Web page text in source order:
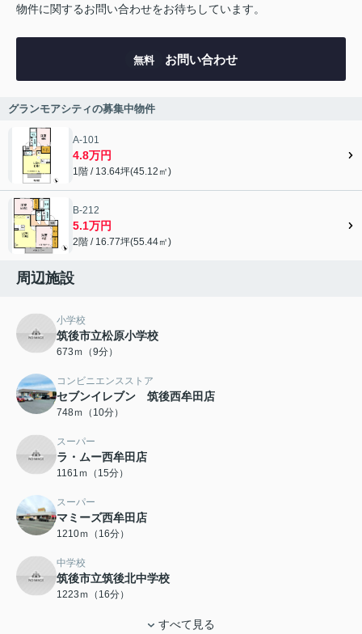
物件に関するお問い合わせをお待ちしています。
無料 お問い合わせ
グランモアシティの募集中物件
A-101
4.8万円
1階 / 13.64坪(45.12㎡)
B-212
5.1万円
2階 / 16.77坪(55.44㎡)
周辺施設
小学校
筑後市立松原小学校
673ｍ（9分）
コンビニエンスストア
セブンイレブン 筑後西牟田店
748ｍ（10分）
スーパー
ラ・ムー西牟田店
1161ｍ（15分）
スーパー
マミーズ西牟田店
1210ｍ（16分）
中学校
筑後市立筑後北中学校
1223ｍ（16分）
すべて見る